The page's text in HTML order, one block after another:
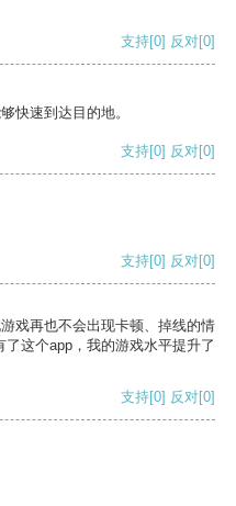
支持[0] 反对[0]
快速到达目的地。
支持[0] 反对[0]
支持[0] 反对[0]
戏再也不会出现卡顿、掉线的情
这个app，我的游戏水平提升了
支持[0] 反对[0]